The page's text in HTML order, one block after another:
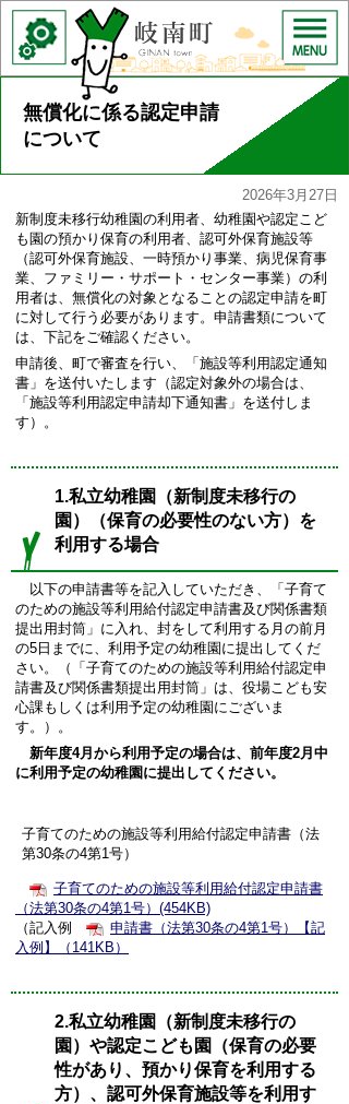
無償化に係る認定申請
について
2026年3月27日
新制度未移行幼稚園の利用者、幼稚園や認定こど
も園の預かり保育の利用者、認可外保育施設等
（認可外保育施設、一時預かり事業、病児保育事
業、ファミリー・サポート・センター事業）の利
用者は、無償化の対象となることの認定申請を町
に対して行う必要があります。申請書類について
は、下記をご確認ください。
申請後、町で審査を行い、「施設等利用認定通知
書」を送付いたします（認定対象外の場合は、
「施設等利用認定申請却下通知書」を送付しま
す）。
1.私立幼稚園（新制度未移行の
園）（保育の必要性のない方）を
利用する場合
以下の申請書等を記入していただき、「子育て
のための施設等利用給付認定申請書及び関係書類
提出用封筒」に入れ、封をして利用する月の前月
の5日までに、利用予定の幼稚園に提出してくだ
さい。（「子育てのための施設等利用給付認定申
請書及び関係書類提出用封筒」は、役場こども安
心課もしくは利用予定の幼稚園にございま
す。）。
新年度4月から利用予定の場合は、前年度2月中
に利用予定の幼稚園に提出してください。
子育てのための施設等利用給付認定申請書（法
第30条の4第1号）
子育てのための施設等利用給付認定申請書
（法第30条の4第1号）(454KB)
（記入例
申請書（法第30条の4第1号）【記
入例】（141KB）
2.私立幼稚園（新制度未移行の
園）や認定こども園（保育の必要
性があり、預かり保育を利用する
方）、認可外保育施設等を利用す